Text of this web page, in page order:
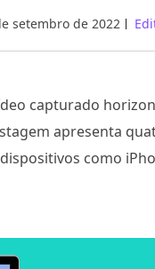
setembro de 2022
capturado
apresenta
como